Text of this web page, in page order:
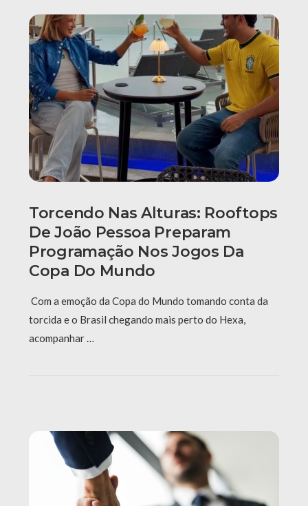
Torcendo Nas Alturas: Rooftops
De João Pessoa Preparam
Programação Nos Jogos Da
Copa Do Mundo
Com a emoção da Copa do Mundo tomando conta da
torcida e o Brasil chegando mais perto do Hexa,
acompanhar …